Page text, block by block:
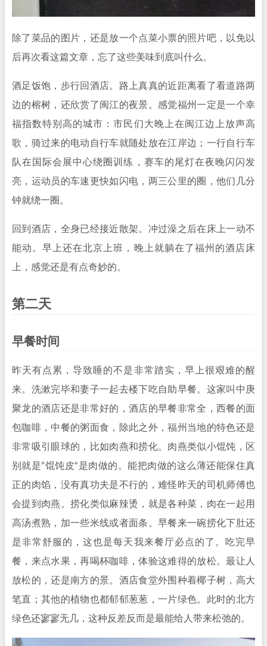
除了菜品的图片，还是放一个点菜小票的照片吧，以免以
后再次看这篇文章，忘了这些美味到底叫什么。
酒足饭饱，步行回酒店。路上真真的近距离看了看道路两
边的榕树，还欣赏了闽江的夜景。感觉福州一定是一个幸
福指数特别高的城市：市民们大晚上在闽江边上放声高
歌，骑过来的电动自行车就随处放在江岸边；一行自行车
队在国际会展中心绕圈训练，赛车的尾灯在夜晚闪闪发
亮，运动员的车速更快如闪电，两三公里的圈，他们几分
钟就绕一圈。
回到酒店，全身已经接近散架。冲过澡之后在床上一动不
能动。早上还在北京上班，晚上就躺在了福州的酒店床
上，感觉还是有点奇妙的。
第二天
早餐时间
昨天有点累，导致睡的不是非常踏实，早上很艰难的醒
来。洗漱完毕和妻子一起去楼下吃自助早餐。这家叫中庚
聚龙的酒店还是非常好的，酒店的早餐非常全，西餐的面
包咖啡，中餐的粥面食，除此之外，福州当地的特色还是
非常吸引眼球的，比如肉燕和捞化。肉燕类似小馄饨，区
别就是”馄饨皮“是肉做的。能把肉做的这么薄还能保住真
正的肉馅，没有真功夫是不行的，难怪昨天的司机师傅也
会提到肉燕。捞化类似麻辣烫，就是各种菜，肉在一起用
高汤煮熟，加一些米线或者面条。早餐来一碗捞化下肚还
是非常舒服的，这也是每天我来餐厅必点的了。吃完早
餐，来点水果，再喝杯咖啡，体验这难得的放松。最让人
放松的，还是南方的景。酒店食堂外围种着椰子树，高大
笔直；其他的植物也都郁郁葱葱，一片绿色。此时的北方
绿色还寥寥无几，这种反差反而是最能给人带来松弛的。